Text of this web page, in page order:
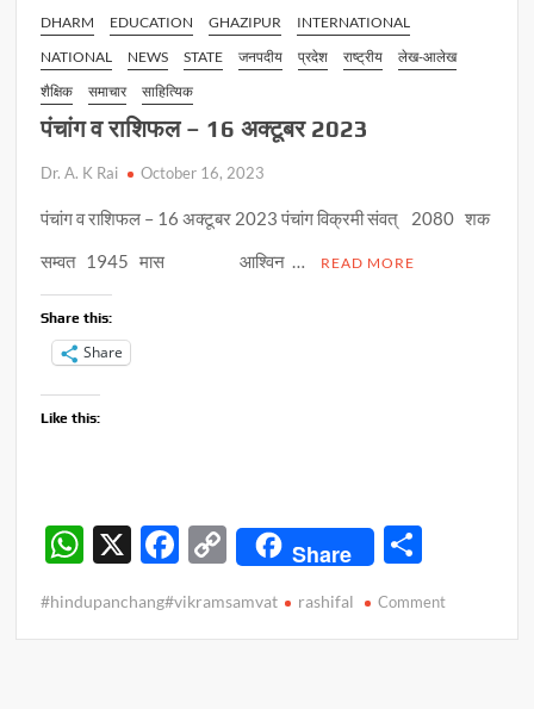
p
k
k
तस्कर
गिरफ्तार
DHARM EDUCATION GHAZIPUR
INTERNATIONAL
NATIONAL
NEWS STATE जनपदीय प्रदेश राष्ट्रीय
लेख-आलेख
शैक्षिक
समाचार साहित्यिक
पंचांग व राशिफल – 16 अक्टूबर 2023
Dr. A. K Rai October 16, 2023
पंचांग व राशिफल – 16 अक्टूबर 2023 पंचांग विक्रमी संवत् 2080 शक
सम्वत 1945 मास आश्विन …
READ MORE
Share this:
Share
Like this:
W
at
X
F
e
C
o
p
Share
ar
#hindupanchang#vikramsamvat rashifal Commenton